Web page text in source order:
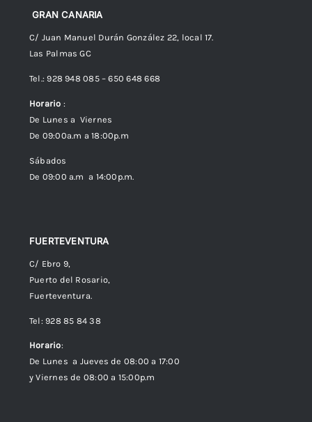
GRAN CANARIA
C/ Juan Manuel Durán González 22, local 17.
Las Palmas GC
Tel.: 928 948 085 – 650 648 668
Horario :
De Lunes a Viernes
De 09:00a.m a 18:00p.m
Sábados
De 09:00 a.m a 14:00p.m.
FUERTEVENTURA
C/ Ebro 9,
Puerto del Rosario,
Fuerteventura.
Tel: 928 85 84 38
Horario:
De Lunes a Jueves de 08:00 a 17:00
y Viernes de 08:00 a 15:00p.m
Preguntas frecuentes
Envíos
Política de Privacidad